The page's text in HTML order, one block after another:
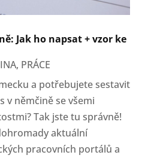
Jak ho napsat + vzor ke
, PRÁCE
a potřebujete sestavit
v němčině se všemi
Tak jste tu správně!
aktuální
pracovních portálů a